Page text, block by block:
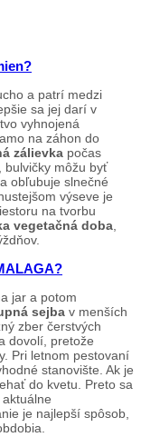
a patrí medzi
sa jej darí v
vyhnojená
na záhon do
zálievka počas
bulvičky môžu byť
obľubuje slnečné
výseve je
na tvorbu
vegetačná doba
jar a potom
sejba v menších
zber čerstvých
dovolí, pretože
Pri letnom pestovaní
stanovište. Ak je
do kvetu. Preto sa
je najlepší spôsob,